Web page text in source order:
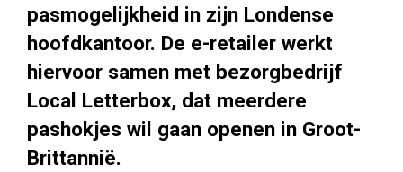
pasmogelijkheid in zijn Londense
hoofdkantoor. De e-retailer werkt
hiervoor samen met bezorgbedrijf
Local Letterbox, dat meerdere
pashokjes wil gaan openen in Groot-
Brittannië.